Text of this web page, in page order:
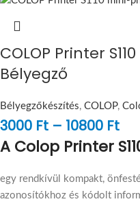
COLOP Printer
Bélyegző
Bélyegzőkészítés, COLOP,
3000 Ft – 10800 Ft
A Colop Printer
egy rendkívül kompakt,
azonosítókhoz és kódolt